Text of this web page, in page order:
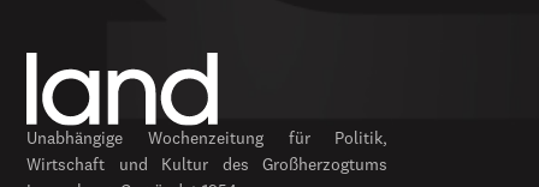
Unabhängige Wochenzeitung für Politik,
Wirtschaft und Kultur des Großherzogtums